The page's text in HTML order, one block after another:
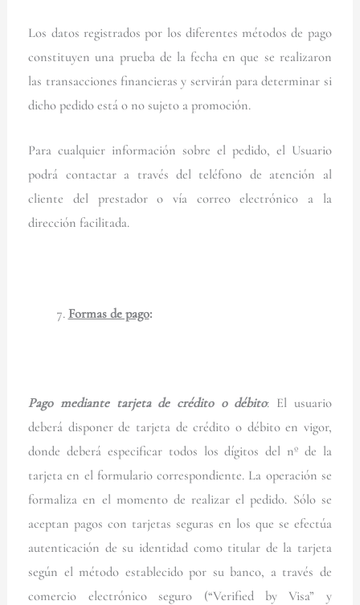
Los datos registrados por los diferentes métodos de pago
constituyen una prueba de la fecha en que se realizaron
las transacciones financieras y servirán para determinar si
dicho pedido está o no sujeto a promoción.
Para cualquier información sobre el pedido, el Usuario
podrá contactar a través del teléfono de atención al
cliente del prestador o vía correo electrónico a la
dirección facilitada.
Formas de pago:
Pago mediante tarjeta de crédito o débito: El usuario
deberá disponer de tarjeta de crédito o débito en vigor,
donde deberá especificar todos los dígitos del nº de la
tarjeta en el formulario correspondiente. La operación se
formaliza en el momento de realizar el pedido. Sólo se
aceptan pagos con tarjetas seguras en los que se efectúa
autenticación de su identidad como titular de la tarjeta
según el método establecido por su banco, a través de
comercio electrónico seguro (“Verified by Visa” y